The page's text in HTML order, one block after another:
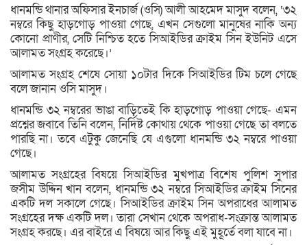
ধানমন্ডি থানার অফিসার ইনচার্জ (ওসি) আলী আহমেদ মাসুদ বলেন, ‘৩২
নম্বরে কিছু হাড়গোড় পাওয়া গেছে, এখন সেগুলো মানুষের নাকি অন্য
কোনো প্রাণীর, সেটি নিশ্চিত হতে সিআইডির ক্রাইম সিন ইউনিট এসে
আলামত সংগ্রহ করেছে।’
আলামত সংগ্রহ শেষে সোয়া ১০টার দিকে সিআইডির টিম চলে গেছে
বলে জানান ওসি মাসুদ।
ধানমন্ডি ৩২ নম্বরের ভাঙা বাড়িতেই কি হাড়গোড় পাওয়া গেছে- এমন
প্রশ্নের জবাবে তিনি বলেন, নির্দিষ্ট কোথায় থেকে পাওয়া গেছে তা বলতে
পারছি না। তবে এটুকু জেনেছি যে এগুলো ধানমন্ডি ৩২ নম্বরে পাওয়া
গেছে।
আলামত সংগ্রহের বিষয়ে সিআইডির মুখপাত্র বিশেষ পুলিশ সুপার
জসীম উদ্দিন খান বলেন, ধানমন্ডি ৩২ নম্বরে সিআইডির ক্রাইম সিনের
একটি দল সকালে গেছে। সিআইডির ক্রাইম সিন অপরাধের আলামত
সংগ্রহের দক্ষ একটি দল। তারা সেখান থেকে অপরাধ-সংক্রান্ত আলামত
সংগ্রহ করছে। এর বাইরে এ বিষয়ে আর কিছু এই মুহূর্তে বলা যাবে না।